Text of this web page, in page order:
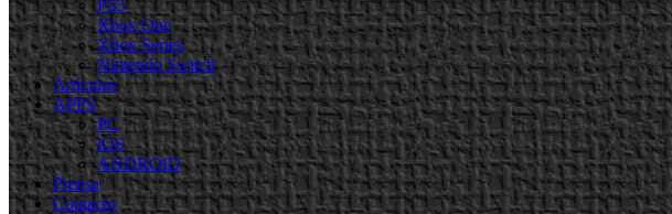
PS5
Xbox One
Xbox Series
Nintendo Switch
Artículos
APPS
PC
iOS
ANDROID
Prensa
Contacto